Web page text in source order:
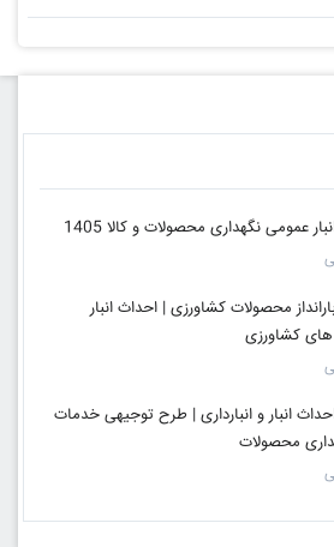
عمومی نگهداری محصولات و کالا 1405
محصولات کشاورزی | احداث انبار
های کشاورزی
انبار و انبارداری | طرح توجیهی خدمات
محصولات